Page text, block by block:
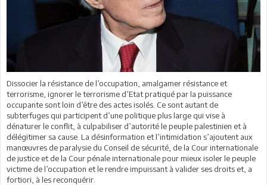
Dissocier la résistance de l’occupation, amalgamer résistance et
terrorisme, ignorer le terrorisme d’Etat pratiqué par la puissance
occupante sont loin d’être des actes isolés. Ce sont autant de
subterfuges qui participent d’une politique plus large qui vise à
dénaturer le conflit, à culpabiliser d’autorité le peuple palestinien et à
délégitimer sa cause. La désinformation et l’intimidation s’ajoutent aux
manœuvres de paralysie du Conseil de sécurité, de la Cour internationale
de justice et de la Cour pénale internationale pour mieux isoler le peuple
victime de l’occupation et le rendre impuissant à valider ses droits et, a
fortiori, à les reconquérir.